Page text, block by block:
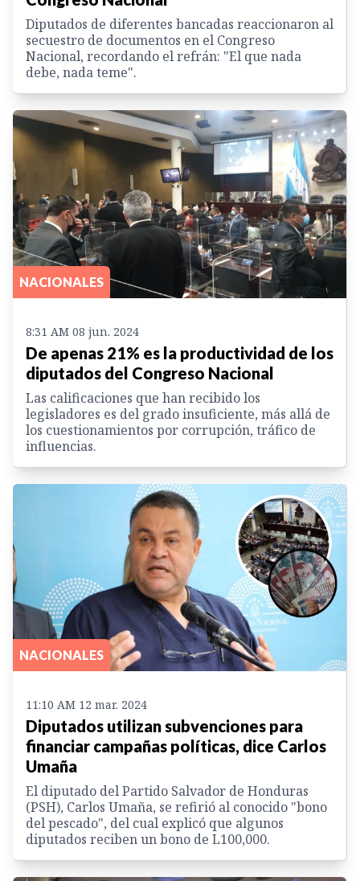
Diputados de diferentes bancadas reaccionaron al
secuestro de documentos en el Congreso
Nacional, recordando el refrán: "El que nada
debe, nada teme".
NACIONALES
8:31 AM 08 jun. 2024
De apenas 21% es la productividad de los
diputados del Congreso Nacional
Las calificaciones que han recibido los
legisladores es del grado insuficiente, más allá de
los cuestionamientos por corrupción, tráfico de
influencias.
NACIONALES
11:10 AM 12 mar. 2024
Diputados utilizan subvenciones para
financiar campañas políticas, dice Carlos
Umaña
El diputado del Partido Salvador de Honduras
(PSH), Carlos Umaña, se refirió al conocido "bono
del pescado", del cual explicó que algunos
diputados reciben un bono de L100,000.